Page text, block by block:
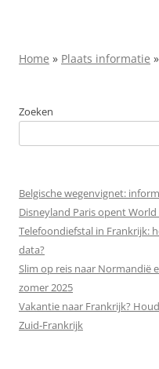
Home » Plaats informatie »
Zoeken
Belgische wegenvignet:
Disneyland Paris opent
Telefoondiefstal in Frankrijk:
data?
Slim op reis naar Normandië
zomer 2025
Vakantie naar Frankrijk?
Zuid-Frankrijk